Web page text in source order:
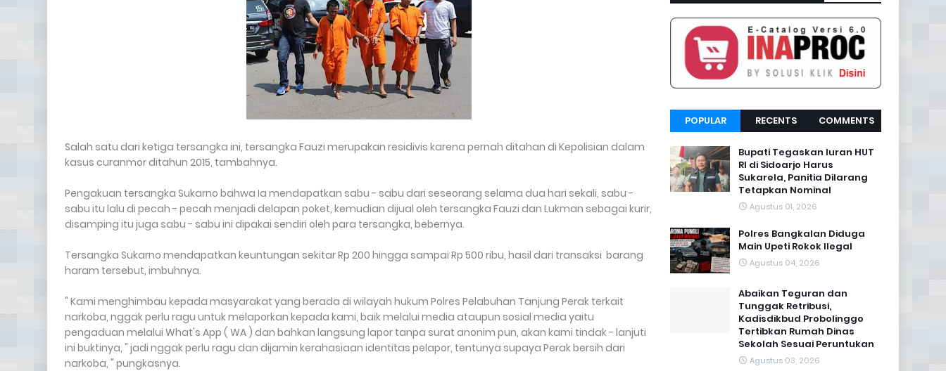
Salah satu dari ketiga tersangka ini, tersangka Fauzi merupakan residivis karena pernah ditahan di Kepolisian dalam
kasus curanmor ditahun 2015, tambahnya.
Pengakuan tersangka Sukarno bahwa Ia mendapatkan sabu - sabu dari seseorang selama dua hari sekali, sabu -
sabu itu lalu di pecah - pecah menjadi delapan poket, kemudian dijual oleh tersangka Fauzi dan Lukman sebagai kurir,
disamping itu juga sabu - sabu ini dipakai sendiri oleh para tersangka, bebernya.
Tersangka Sukarno mendapatkan keuntungan sekitar Rp 200 hingga sampai Rp 500 ribu, hasil dari transaksi barang
haram tersebut, imbuhnya.
" Kami menghimbau kepada masyarakat yang berada di wilayah hukum Polres Pelabuhan Tanjung Perak terkait
narkoba, nggak perlu ragu untuk melaporkan kepada kami, baik melalui media ataupun sosial media yaitu
pengaduan melalui What's App ( WA ) dan bahkan langsung lapor tanpa surat anonim pun, akan kami tindak - lanjuti
ini buktinya, " jadi nggak perlu ragu dan dijamin kerahasiaan identitas pelapor, tentunya supaya Perak bersih dari
narkoba, " pungkasnya.
POPULAR RECENTS COMMENTS
Bupati Tegaskan Iuran HUT
RI di Sidoarjo Harus
Sukarela, Panitia Dilarang
Tetapkan Nominal
Agustus 01, 2026
Polres Bangkalan Diduga
Main Upeti Rokok Ilegal
Agustus 04, 2026
Abaikan Teguran dan
Tunggak Retribusi,
Kadisdikbud Probolinggo
Tertibkan Rumah Dinas
Sekolah Sesuai Peruntukan
Agustus 03, 2026